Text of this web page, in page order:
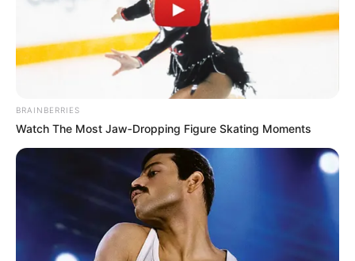
SALUD Y CUIDADO
Hombres quedan tristes
después de la intimidad:
expertos revelan la razón
SALUD Y CUIDADO
Problemas en la intimidad
ya tienen solución: ciencia
da alivio a hombres
BRAINBERRIES
Watch The Most Jaw‑Dropping Figure Skating Moments